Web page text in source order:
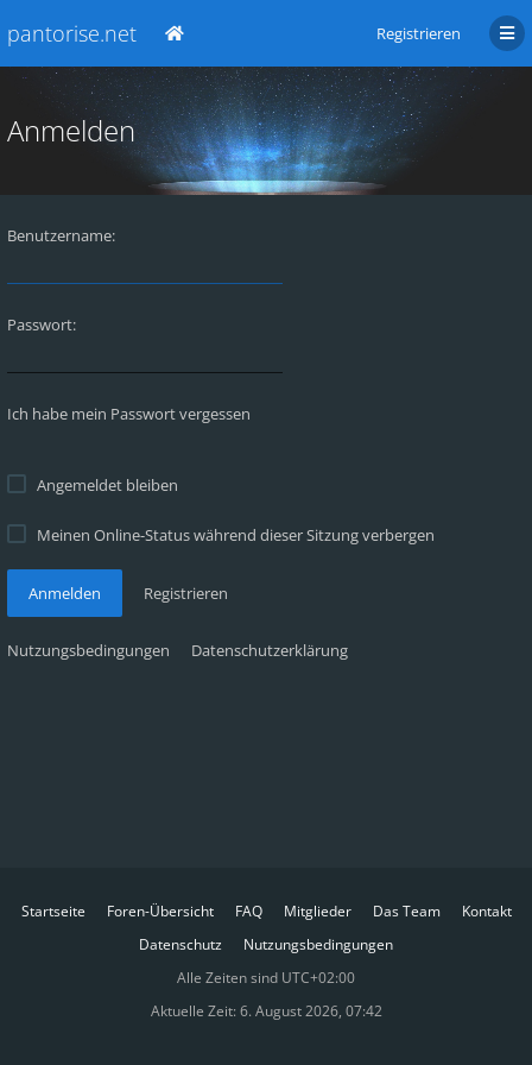
pantorise.net Registrieren
Anmelden
Benutzername:
Passwort:
Ich habe mein Passwort vergessen
Angemeldet bleiben
Meinen Online-Status während dieser Sitzung verbergen
Anmelden Registrieren
Nutzungsbedingungen Datenschutzerklärung
Startseite Foren-Übersicht FAQ Mitglieder Das Team
Kontakt
Datenschutz
Nutzungsbedingungen
Alle Zeiten sind UTC+02:00
Aktuelle Zeit: 6. August 2026, 07:42